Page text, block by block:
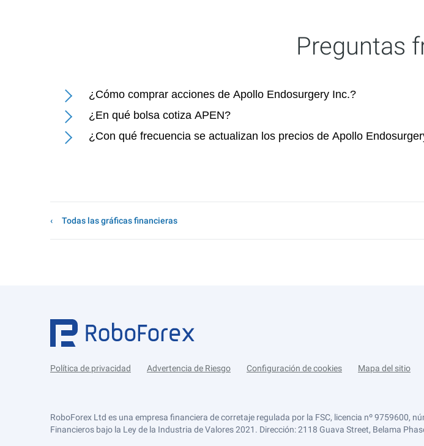
Preguntas
¿Cómo comprar acciones de Apollo Endosurgery Inc.?
¿En qué bolsa cotiza APEN?
¿Con qué frecuencia se actualizan los precios de Apollo
Todas las gráficas financieras
Política de privacidad Advertencia de Riesgo Configuración de cookies Mapa del sitio
RoboForex Ltd es una empresa financiera de corretaje regulada por la FSC, licencia nº 9759600,
Financieros bajo la Ley de la Industria de Valores 2021. Dirección: 2118 Guava Street, Belama